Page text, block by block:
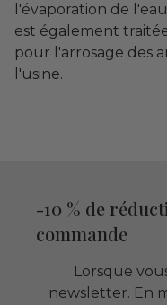
l'évaporation de
est également
pour l'arrosage des
l'usine.
-10 % de
commande
Lorsque
newsletter. En